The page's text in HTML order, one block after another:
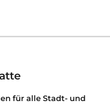
für alle Stadt- und